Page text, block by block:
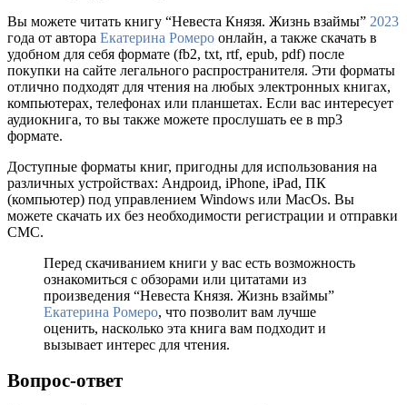
Вы можете читать книгу “Невеста Князя. Жизнь взаймы” 2023
года от автора Екатерина Ромеро онлайн, а также скачать в
удобном для себя формате (fb2, txt, rtf, epub, pdf) после
покупки на сайте легального распространителя. Эти форматы
отлично подходят для чтения на любых электронных книгах,
компьютерах, телефонах или планшетах. Если вас интересует
аудиокнига, то вы также можете прослушать ее в mp3
формате.
Доступные форматы книг, пригодны для использования на
различных устройствах: Андроид, iPhone, iPad, ПК
(компьютер) под управлением Windows или MacOs. Вы
можете скачать их без необходимости регистрации и отправки
СМС.
Перед скачиванием книги у вас есть возможность
ознакомиться с обзорами или цитатами из
произведения “Невеста Князя. Жизнь взаймы”
Екатерина Ромеро, что позволит вам лучше
оценить, насколько эта книга вам подходит и
вызывает интерес для чтения.
Вопрос-ответ